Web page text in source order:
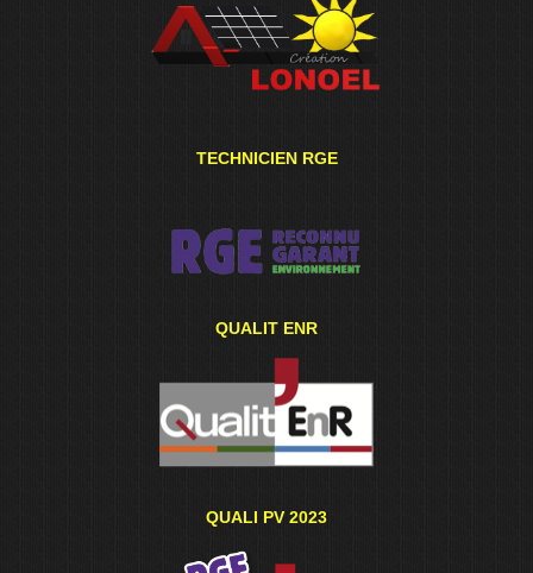
TECHNICIEN RGE
QUALIT ENR
QUALI PV 2023